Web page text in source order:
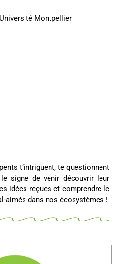
Montpellier
t’intriguent, te questionnent
le signe de venir découvrir leur
idées reçues et comprendre le
aimés dans nos écosystèmes !